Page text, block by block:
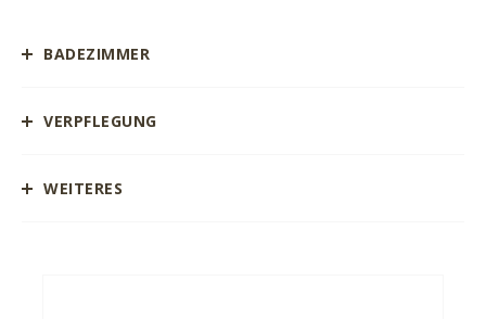
BADEZIMMER
VERPFLEGUNG
WEITERES